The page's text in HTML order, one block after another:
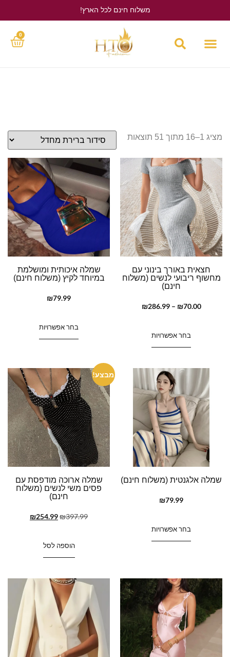
משלוח חינם לכל הארץ!
0
מציג 1–16 מתוך 51 תוצאות
חצאית באורך בינוני עם
מחשוף ריבועי לנשים (משלוח
חינם)
₪70.00
–
₪286.99
בחר אפשרויות
שמלה איכותית ומושלמת
במיוחד לקיץ (משלוח חינם)
₪79.99
בחר אפשרויות
שמלה אלגנטית (משלוח חינם)
₪79.99
בחר אפשרויות
מבצע!
שמלה ארוכה מודפסת עם
פסים משי לנשים (משלוח
חינם)
₪397.99
₪254.99
הוספה לסל